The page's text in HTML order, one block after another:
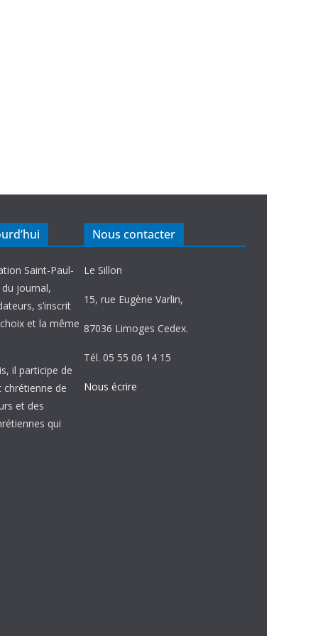
Saint-Paul-
journal,
s’inscrit
et la même
il participe de
chrétienne de
et des
qui
Nous contacter
Le Sillon
15, rue Eugène Varlin,
87036 Limoges Cedex.
Tél. 05 55 06 14 15
Nous écrire